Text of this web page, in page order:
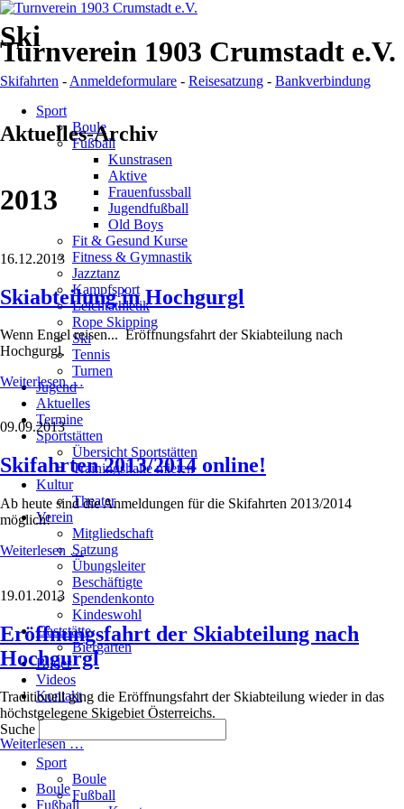
Turnverein 1903 Crumstadt e.V.
überspringen
Sport
Boule
Fußball
Kunstrasen
Aktive
Frauenfussball
Jugendfußball
Old Boys
Fit & Gesund Kurse
Fitness & Gymnastik
Jazztanz
Kampfsport
Leichtathletik
Rope Skipping
Ski
Tennis
Turnen
Jugend
Aktuelles
Termine
Sportstätten
Übersicht Sportstätten
Trainingshalle mieten
Kultur
Theater
Verein
Mitgliedschaft
Satzung
Übungsleiter
Beschäftigte
Spendenkonto
Kindeswohl
Gaststätte
Biergarten
Bilder
Videos
Kontakt
Suche
Navigation
überspringen
Sport
Boule
Fußball
Ski
Skifahrten - Anmeldeformulare - Reisesatzung - Bankverbindung
Aktuelles-Archiv
2013
16.12.2013
Skiabteilung in Hochgurgl
Wenn Engel reisen... Eröffnungsfahrt der Skiabteilung nach
Hochgurgl.
Weiterlesen …Skiabteilung
in
Hochgurgl
09.09.2013
Skifahrten 2013/2014 online!
Ab heute sind die Anmeldungen für die Skifahrten 2013/2014
möglich!
Weiterlesen …Skifahrten
2013/2014
online!
19.01.2013
Eröffnungsfahrt der Skiabteilung nach
Hochgurgl
Traditionell ging die Eröffnungsfahrt der Skiabteilung wieder in das
höchstgelegene Skigebiet Österreichs.
Weiterlesen …Eröffnungsfahrt
Skiabteilung
nach
Navigation
überspringen
Boule
Fußball